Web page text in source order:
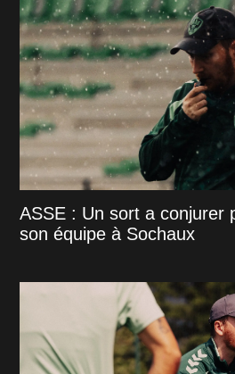
ASSE : Un sort a conjurer
son équipe à Sochaux